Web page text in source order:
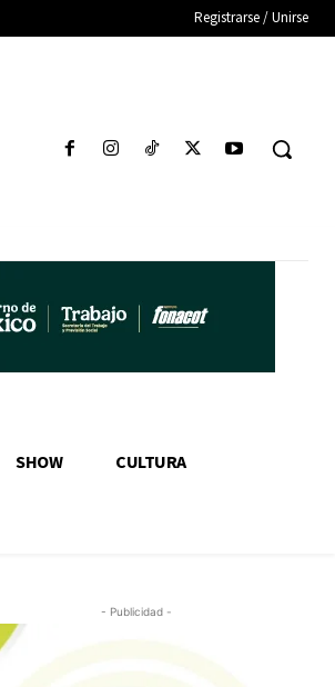
Registrarse / Unirse
SHOW CULTURA
- Publicidad -